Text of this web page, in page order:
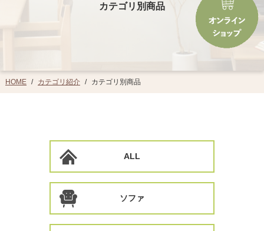
カテゴリ別商品
HOME / カテゴリ紹介 / カテゴリ別商品
ALL
ソファ